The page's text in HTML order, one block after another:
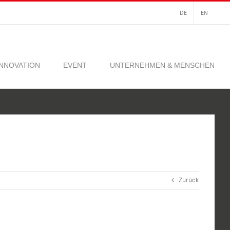
DE EN
EVENT UNTERNEHMEN & MENSCHEN
Zurück